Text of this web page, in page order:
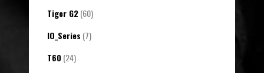
Tiger G2(60)
IO_Series (7)
T60 (24)